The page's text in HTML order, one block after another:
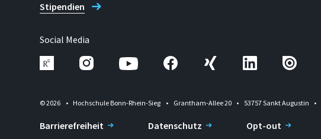
Stipendien
Social Media
© 2026 Hochschule Bonn-Rhein-Sieg Grantham-Allee 20 53757 Sankt Augustin
Barrierefreiheit Datenschutz Opt-out